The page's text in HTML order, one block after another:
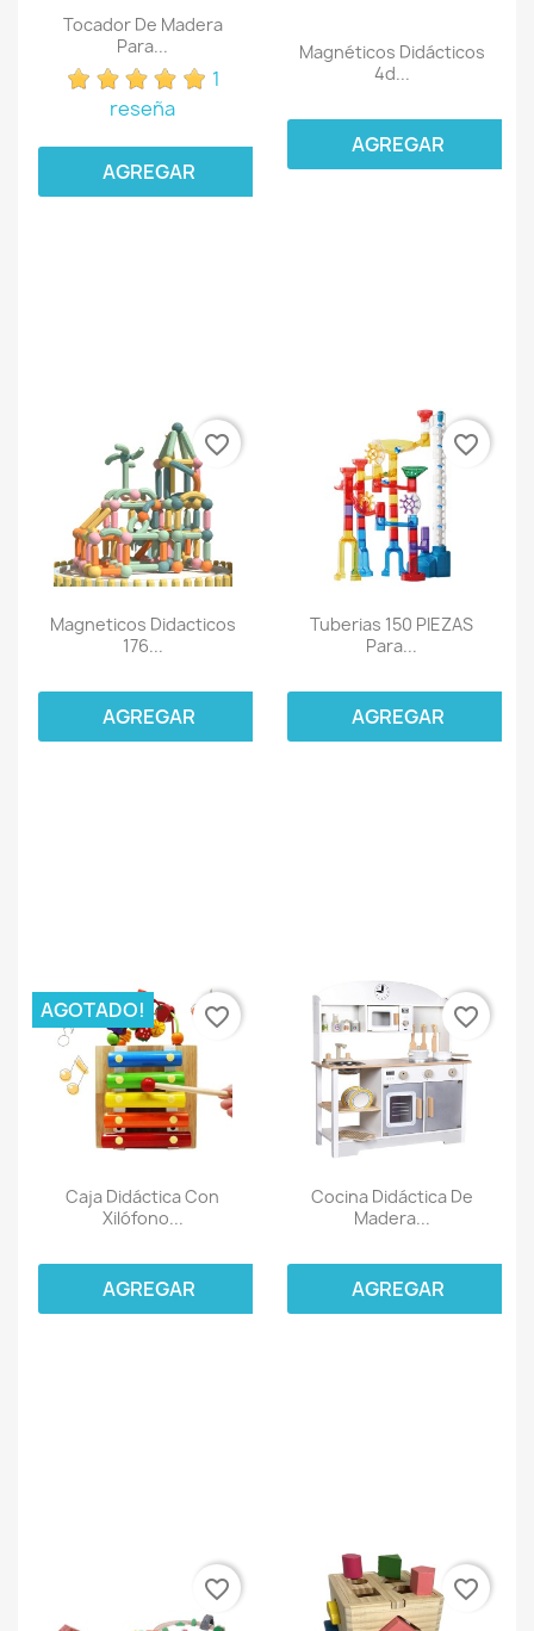
Tocador De Madera
Para...
1
reseña
AGREGAR
Magnéticos Didácticos
4d...
AGREGAR
Magneticos Didacticos
176...
AGREGAR
favorite_border
Tuberias 150 PIEZAS
Para...
AGREGAR
favorite_border
Caja Didáctica Con
Xilófono...
AGOTADO!
AGREGAR
favorite_border
Cocina Didáctica De
Madera...
AGREGAR
favorite_border
favorite_border favorite_border